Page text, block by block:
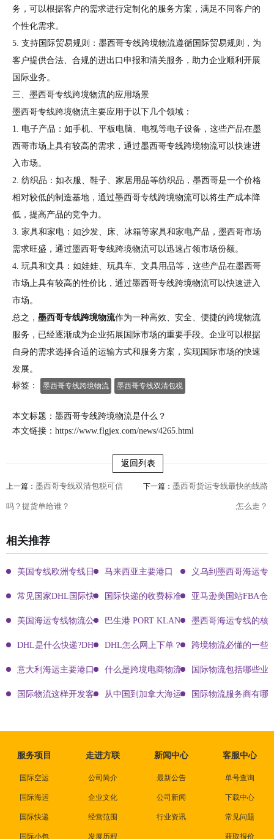
务，可以根据客户的需求进行定制化的服务方案，满足不同客户的
个性化需求。
5. 支持国际贸易规则：墨西哥专线跨境物流遵循国际贸易规则，为
客户提供合法、合规的进出口申报和清关服务，助力企业顺利开展
国际业务。
三、墨西哥专线跨境物流的应用场景
墨西哥专线跨境物流主要应用于以下几个领域：
1. 电子产品：如手机、平板电脑、电视等电子设备，这些产品在墨
西哥市场上具有较高的需求，通过墨西哥专线跨境物流可以快速进
入市场。
2. 纺织品：如衣服、鞋子、家居用品等纺织品，墨西哥是一个价格
相对较低的制造基地，通过墨西哥专线跨境物流可以将生产成本降
低，提高产品的竞争力。
3. 家具和家电：如沙发、床、冰箱等家具和家电产品，墨西哥市场
需求旺盛，通过墨西哥专线跨境物流可以迅速占领市场份额。
4. 玩具和文具：如娃娃、玩具车、文具用品等，这些产品在墨西哥
市场上具有较高的性价比，通过墨西哥专线跨境物流可以快速进入
市场。
总之， 墨西哥专线跨境物流作为一种高效、安全、便捷的跨境物流
服务，已经逐渐成为企业拓展国际市场的重要手段。企业可以根据
自身的需求选择合适的运输方式和服务方案，实现国际市场的快速
发展。
标签：
墨西哥专线跨境物流 墨西哥专线双清包税
本文标题：墨西哥专线跨境物流是什么？
本文链接： https://www.flgjex.com/news/4265.html
返回列表
上一篇： 墨西哥专线双清包税可信
吗？提货单给谁？
下一篇： 墨西哥货运专线最快的线路
怎么走？
相关推荐
美国专线欧洲专线日本专线区别马来西亚主要港口 义乌到墨西哥海运专
常见国家DHL国际快递客服热线国际快递的收费标准!四大国际快递的尺寸重
亚马逊美国站FBA仓
美国海运专线物流公司有哪些?巴生港 PORT KLANG 墨西哥海运专线的核
DHL是什么快递?DHL国际快递介绍DHL怎么网上下单？DHL快递寄件有哪些方
跨境物流必懂的一些
意大利海运主要港口有哪些什么是跨境电商物流? 国际物流包括哪些业
国际物流这样开发客户会让你成为销冠从中国到加拿大海运要多久能到达？
国际物流服务商有哪
服务项目
国际空运
国际海运
国际快递
国际小包
走进方联
公司简介
企业文化
经营范围
发展历程
新闻中心
最新公告
公司新闻
行业资讯
客服中心
单号查询
下载中心
常见问题
获取报价